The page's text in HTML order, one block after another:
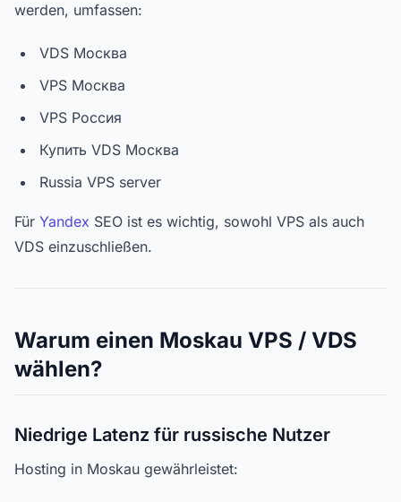
werden, umfassen:
VDS Москва
VPS Москва
VPS Россия
Купить VDS Москва
Russia VPS server
Für Yandex SEO ist es wichtig, sowohl VPS als auch
VDS einzuschließen.
Warum einen Moskau VPS / VDS
wählen?
Niedrige Latenz für russische Nutzer
Hosting in Moskau gewährleistet: